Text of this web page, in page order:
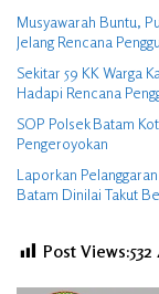
Musyawarah Buntu,
Jelang Rencana
Sekitar 59 KK Warga
Hadapi Rencana
SOP Polsek Batam
Pengeroyokan
Laporkan
Batam Dinilai
Post Views:532